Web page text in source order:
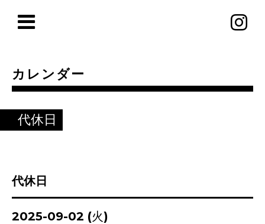
カレンダー
代休日
代休日
2025-09-02 (火)